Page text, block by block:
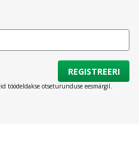
REGISTREERI
töödeldakse otseturunduse eesmärgil.